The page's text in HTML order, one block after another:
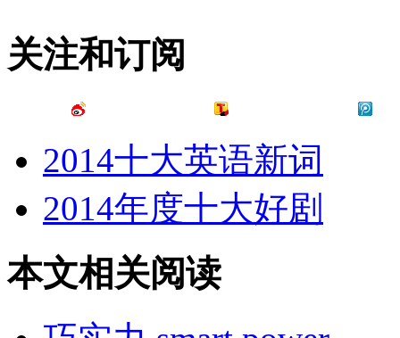
关注和订阅
2014十大英语新词
2014年度十大好剧
本文相关阅读